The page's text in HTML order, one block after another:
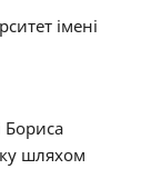
імені
Бориса
шляхом